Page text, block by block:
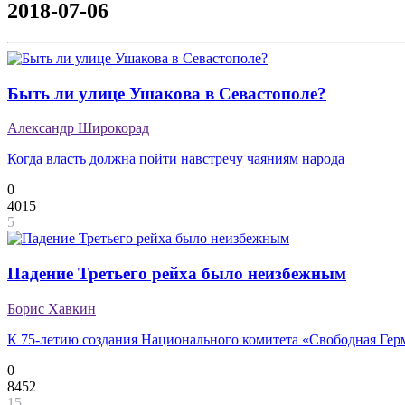
2018-07-06
Быть ли улице Ушакова в Севастополе?
Александр Широкорад
Когда власть должна пойти навстречу чаяниям народа
0
4015
5
Падение Третьего рейха было неизбежным
Борис Хавкин
К 75-летию создания Национального комитета «Свободная
0
8452